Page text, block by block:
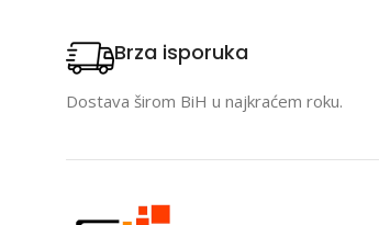
Brza isporuka
Dostava širom BiH u najkraćem roku.